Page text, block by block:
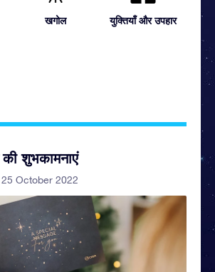
खगोल युक्तियाँ और उपहार
शुभकामनाएं
October 2022